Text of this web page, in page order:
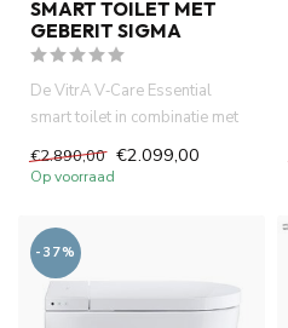
SMART TOILET MET
GEBERIT SIGMA
De VitrA V‑Care Essential
smart toilet in combinatie met
het Geberit UP320 inbou...
€2.890,00 €2.099,00
Op voorraad
-37%